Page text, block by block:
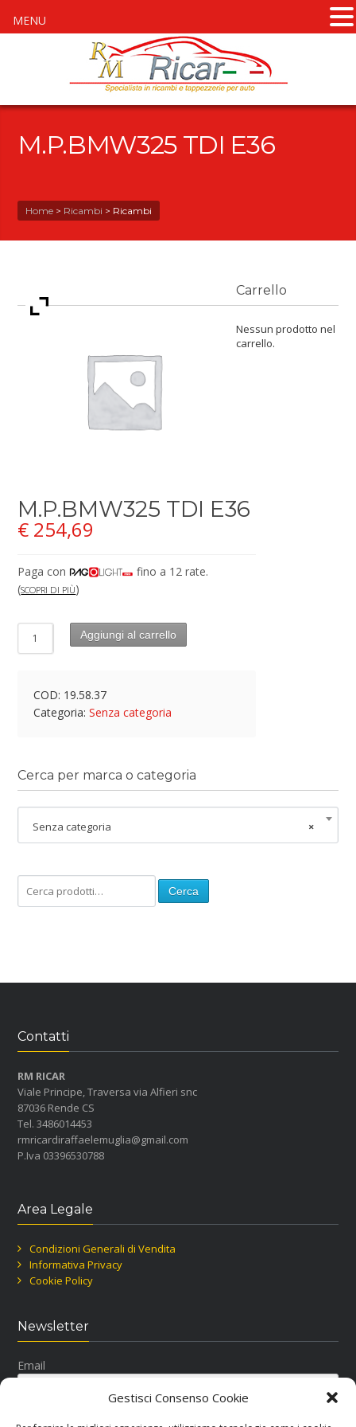
Gestisci Consenso Cookie
M.P.BMW325 TDI E36
Home > Ricambi > Ricambi
M.P.BMW325 TDI E36
€ 254,69
Paga con
fino a 12 rate.
(SCOPRI DI PIÙ)
Aggiungi al carrello
COD: 19.58.37
Categoria:Senza categoria
Carrello
Nessun prodotto nel
carrello.
Cerca per marca o categoria
×
Senza categoria
Cerca
Contatti
RM RICAR
Viale Principe, Traversa via Alfieri snc
87036 Rende CS
Tel. 3486014453
rmricardiraffaelemuglia@gmail.com
P.Iva 03396530788
Area Legale
Condizioni Generali di Vendita
Informativa Privacy
Cookie Policy
Newsletter
Email
MENU